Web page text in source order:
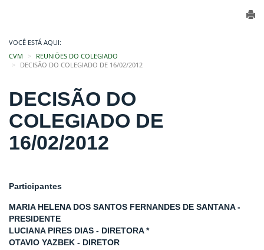
VOCÊ ESTÁ AQUI:
CVM
REUNIÕES DO COLEGIADO
DECISÃO DO COLEGIADO DE 16/02/2012
DECISÃO DO
COLEGIADO DE
16/02/2012
Participantes
MARIA HELENA DOS SANTOS FERNANDES DE SANTANA -
PRESIDENTE
LUCIANA PIRES DIAS - DIRETORA *
OTAVIO YAZBEK - DIRETOR